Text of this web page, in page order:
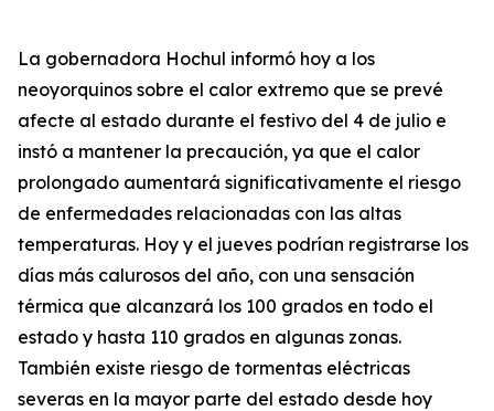
La gobernadora Hochul informó hoy a los
neoyorquinos sobre el calor extremo que se prevé
afecte al estado durante el festivo del 4 de julio e
instó a mantener la precaución, ya que el calor
prolongado aumentará significativamente el riesgo
de enfermedades relacionadas con las altas
temperaturas. Hoy y el jueves podrían registrarse los
días más calurosos del año, con una sensación
térmica que alcanzará los 100 grados en todo el
estado y hasta 110 grados en algunas zonas.
También existe riesgo de tormentas eléctricas
severas en la mayor parte del estado desde hoy